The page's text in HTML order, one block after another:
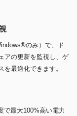
のみ）で、ド
アの更新を監視し、ゲ
最適化できます。
で最大100%高い電力